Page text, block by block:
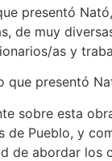
presentó
de muy
as y
que presentó
sobre esta
de Pueblo, y
de abordar los